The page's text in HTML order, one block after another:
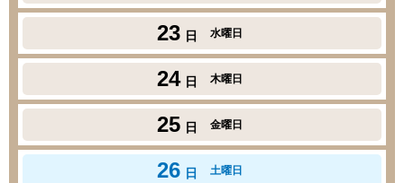
23 日 水曜日
24 日 木曜日
25 日 金曜日
26 日 土曜日